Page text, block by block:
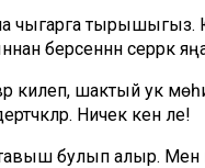
чыгарга
берсеннән сәеррәк
килеп, шактый ук
Ничек кенә әле!
булып алыр. Менә